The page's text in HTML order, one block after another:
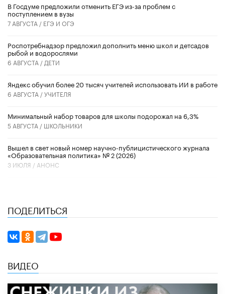
В Госдуме предложили отменить ЕГЭ из-за проблем с
поступлением в вузы
7 АВГУСТА / ЕГЭ И ОГЭ
Роспотребнадзор предложил дополнить меню школ и детсадов
рыбой и водорослями
6 АВГУСТА / ДЕТИ
​Яндекс обучил более 20 тысяч учителей использовать ИИ в работе
6 АВГУСТА /УЧИТЕЛЯ
Минимальный набор товаров для школы подорожал на 6,3%
5 АВГУСТА / ШКОЛЬНИКИ
Вышел в свет новый номер научно-публицистического журнала
«Образовательная политика» № 2 (2026)
3 ИЮЛЯ / АНОНС
ПОДЕЛИТЬСЯ
ВИДЕО